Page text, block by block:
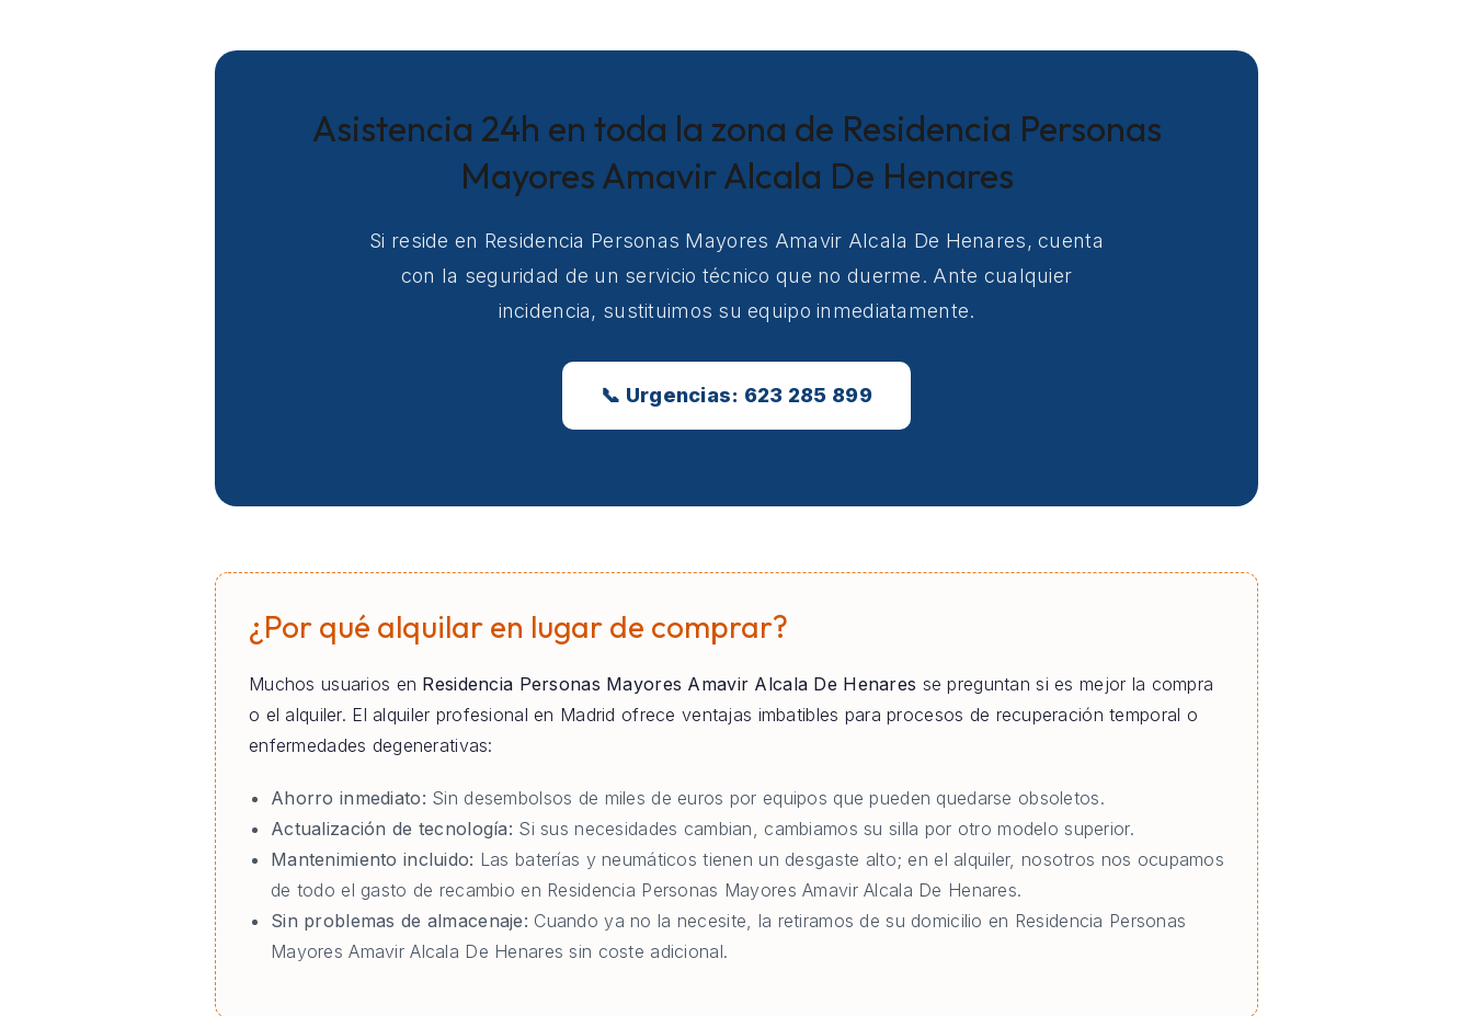
Asistencia 24h en toda la zona de Residencia Personas
Mayores Amavir Alcala De Henares
Si reside en Residencia Personas Mayores Amavir Alcala De Henares, cuenta
con la seguridad de un servicio técnico que no duerme. Ante cualquier
incidencia, sustituimos su equipo inmediatamente.
📞 Urgencias: 623 285 899
¿Por qué alquilar en lugar de comprar?
Muchos usuarios en Residencia Personas Mayores Amavir Alcala De Henares se preguntan si es mejor la compra
o el alquiler. El alquiler profesional en Madrid ofrece ventajas imbatibles para procesos de recuperación temporal o
enfermedades degenerativas:
Ahorro inmediato: Sin desembolsos de miles de euros por equipos que pueden quedarse obsoletos.
Actualización de tecnología: Si sus necesidades cambian, cambiamos su silla por otro modelo superior.
Mantenimiento incluido: Las baterías y neumáticos tienen un desgaste alto; en el alquiler, nosotros nos ocupamos
de todo el gasto de recambio en Residencia Personas Mayores Amavir Alcala De Henares.
Sin problemas de almacenaje: Cuando ya no la necesite, la retiramos de su domicilio en Residencia Personas
Mayores Amavir Alcala De Henares sin coste adicional.